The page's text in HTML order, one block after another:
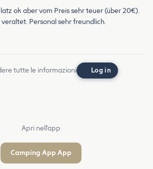
ok aber vom Preis sehr teuer (über 20€).
Personal sehr freundlich.
tutte le informazioni Log in
Apri nell'app
Camping App App